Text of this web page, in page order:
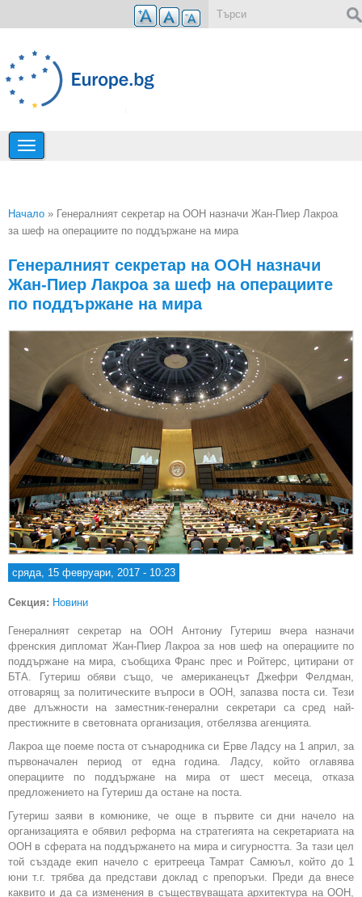
Премини към основното съдържание
Вие сте тук
Начало » Генералният секретар на ООН назначи Жан-Пиер Лакроа
за шеф на операциите по поддържане на мира
Генералният секретар на ООН назначи
Жан-Пиер Лакроа за шеф на операциите
по поддържане на мира
сряда, 15 февруари, 2017 - 10:23
Секция: Новини
Генералният секретар на ООН Антониу Гутериш вчера назначи
френския дипломат Жан-Пиер Лакроа за нов шеф на операциите по
поддържане на мира, съобщиха Франс прес и Ройтерс, цитирани от
БТА. Гутериш обяви също, че американецът Джефри Фелдман,
отговарящ за политическите въпроси в ООН, запазва поста си. Тези
две длъжности на заместник-генерални секретари са сред най-
престижните в световната организация, отбелязва агенцията.
Лакроа ще поеме поста от сънародника си Ерве Ладсу на 1 април, за
първоначален период от една година. Ладсу, който оглавява
операциите по поддържане на мира от шест месеца, отказа
предложението на Гутериш да остане на поста.
Гутериш заяви в комюнике, че още в първите си дни начело на
организацията е обявил реформа на стратегията на секретариата на
ООН в сферата на поддържането на мира и сигурността. За тази цел
той създаде екип начело с еритрееца Тамрат Самюъл, който до 1
юни т.г. трябва да представи доклад с препоръки. Преди да внесе
каквито и да са изменения в съществуващата архитектура на ООН,